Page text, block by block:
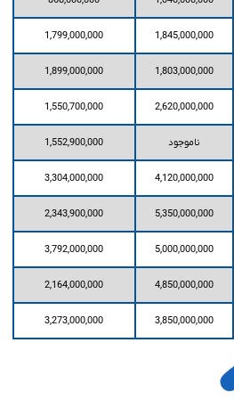
1,845,000,000
1,799,000,000
1,803,000,000
1,899,000,000
2,620,000,000
1,550,700,000
ناموجود 1,552,900,000
4,120,000,000
3,304,000,000
5,350,000,000
2,343,900,000
5,000,000,000
3,792,000,000
4,850,000,000
2,164,000,000
3,850,000,000
3,273,000,000